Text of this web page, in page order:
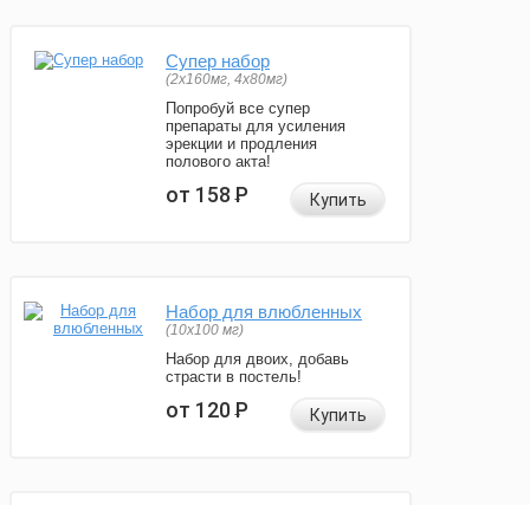
Супер набор
(2х160мг, 4х80мг)
Попробуй все супер
препараты для усиления
эрекции и продления
полового акта!
от 158Р Купить
Набор для влюбленных
(10х100 мг)
Набор для двоих, добавь
страсти в постель!
от 120Р Купить